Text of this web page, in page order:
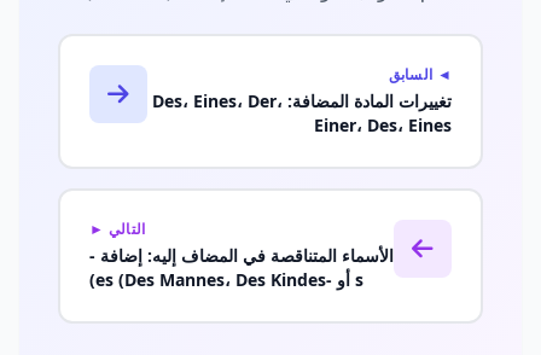
◄ السابق
تغييرات المادة المضافة: Des، Eines، Der،
Einer، Des، Eines
التالي ►
الأسماء المتناقصة في المضاف إليه: إضافة -
s أو -es (Des Mannes، Des Kindes)